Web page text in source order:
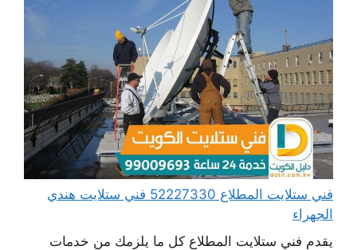
فني ستلايت المطلاع 52227330 فني ستلايت هندي
الجهراء
يقدم فني ستلايت المطلاع كل ما يلزمك من خدمات